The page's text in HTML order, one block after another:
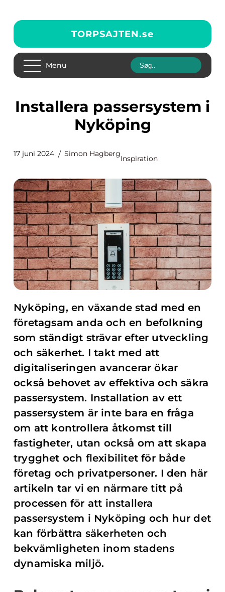
TORPSAJTEN.se
Menu
Installera passersystem i
Nyköping
17 juni 2024 Simon Hagberg
Inspiration
Nyköping, en växande stad med en
företagsam anda och en befolkning
som ständigt strävar efter utveckling
och säkerhet. I takt med att
digitaliseringen avancerar ökar
också behovet av effektiva och säkra
passersystem. Installation av ett
passersystem är inte bara en fråga
om att kontrollera åtkomst till
fastigheter, utan också om att skapa
trygghet och flexibilitet för både
företag och privatpersoner. I den här
artikeln tar vi en närmare titt på
processen för att installera
passersystem i Nyköping och hur det
kan förbättra säkerheten och
bekvämligheten inom stadens
dynamiska miljö.